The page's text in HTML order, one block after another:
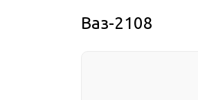
Ваз-2108